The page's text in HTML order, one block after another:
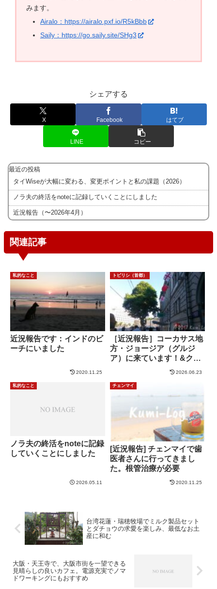
みます。
Airalo：https://airalo.pxf.io/R5kBbb
Saily：https://go.saily.site/SHg3
シェアする
X Facebook はてブ
LINE コピー
最近の投稿
タイWiseが大幅に変わる、変更ポイントと私の課題（2026）
ノラ夫の終活をnoteに記録していくことにしました
近況報告（〜2026年4月）
関連記事
私的なこと
近況報告です：インドのビ
ーチにいました
2020.11.25
トビリシ（首都）
［近況報告］コーカサス地
方・ジョージア（グルジ
ア）に来ています！&クラ
ウドファンディングのご報
2026.06.23
私的なこと
ノラ夫の終活をnoteに記録
していくことにしました
2026.05.11
チェンマイ
[近況報告] チェンマイで歯
医者さんに行ってきまし
た。根管治療が必要
2020.11.25
台湾花蓮・瑞穂牧場でミルク製品セット
とダチョウの求愛を楽しみ、最低なお土
産に和む
大阪・天王寺で、大阪市街を一望できる
見晴らしの良いカフェ。電源充実でノマ
ドワーキングにもおすすめ